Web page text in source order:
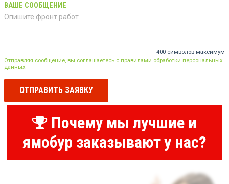
ВАШЕ СООБЩЕНИЕ
400 символов максимум
Отправляя сообщение, вы соглашаетесь с правилами обработки персональных
данных
ОТПРАВИТЬ ЗАЯВКУ
Почему мы лучшие и
ямобур заказывают у нас?